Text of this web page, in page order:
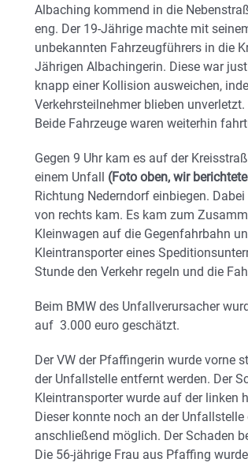
Albaching kommend in die
eng. Der 19-Jährige machte mit
unbekannten Fahrzeugführers in die
Jährigen Albachingerin. Diese war
knapp einer Kollision ausweichen,
Verkehrsteilnehmer blieben
Beide Fahrzeuge waren weiterhin
Gegen 9 Uhr kam es auf der
einem Unfall (Foto oben, wir
Richtung Nederndorf einbiegen.
von rechts kam. Es kam zum
Kleinwagen auf die Gegenfahrbahn
Kleintransporter eines
Stunde den Verkehr regeln und die
Beim BMW des Unfallverursacher
auf 3.000 euro geschätzt.
Der VW der Pfaffingerin wurde vorne
der Unfallstelle entfernt werden. Der
Kleintransporter wurde auf der linken
Dieser konnte noch an der
anschließend möglich. Der Schaden
Die 56-jährige Frau aus Pfaffing